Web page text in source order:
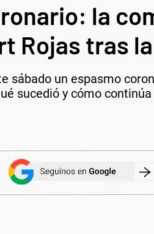
la
Rojas tras
sábado un espasmo
sucedió y cómo